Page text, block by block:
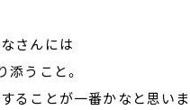
さんには
添うこと。
ることが一番かなと思いま